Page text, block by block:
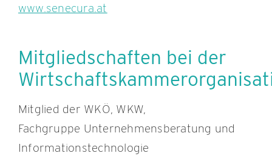
www.senecura.at
Mitgliedschaften bei der
Mitglied der WKÖ, WKW,
Fachgruppe Unternehmensberatung und
Informationstechnologie